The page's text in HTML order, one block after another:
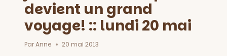
devient un grand
voyage! :: lundi 20 mai
ParAnne 20 mai 2013